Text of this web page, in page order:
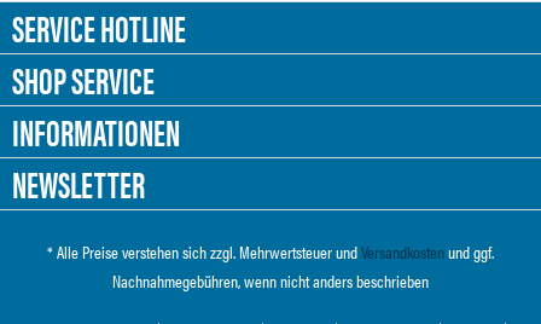
SERVICE HOTLINE
SHOP SERVICE
INFORMATIONEN
NEWSLETTER
* Alle Preise verstehen sich zzgl. Mehrwertsteuer undVersandkostenund ggf.
Nachnahmegebühren, wenn nicht anders beschrieben